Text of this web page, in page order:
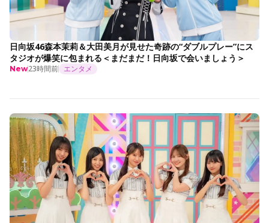
日向坂46森本茉莉＆大田美月が見せた奇跡の“ダブルプレー”にス
タジオが爆笑に包まれる＜まだまだ！日向坂で会いましょう＞
New23時間前 エンタメ